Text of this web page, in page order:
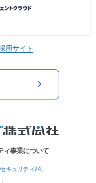
用サイト
ィ事業について
キュリティ24」